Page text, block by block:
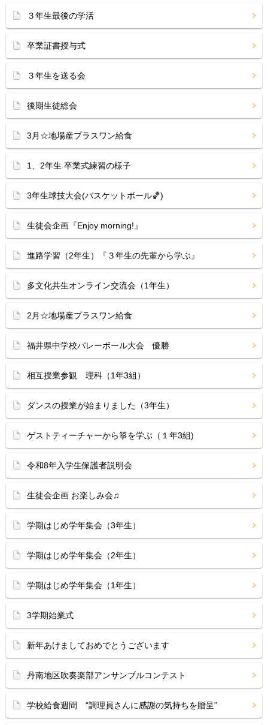
３年生最後の学活
卒業証書授与式
３年生を送る会
後期生徒総会
3月☆地場産プラスワン給食
1、2年生 卒業式練習の様子
3年生球技大会(バスケットボール🏀)
生徒会企画『Enjoy morning!』
進路学習（2年生）『３年生の先輩から学ぶ』
多文化共生オンライン交流会（1年生）
2月☆地場産プラスワン給食
福井県中学校バレーボール大会 優勝
相互授業参観 理科（1年3組）
ダンスの授業が始まりました（3年生）
ゲストティーチャーから箏を学ぶ（１年3組)
令和8年入学生保護者説明会
生徒会企画 お楽しみ会♫
学期はじめ学年集会（3年生）
学期はじめ学年集会（2年生）
学期はじめ学年集会（1年生）
3学期始業式
新年あけましておめでとうございます
丹南地区吹奏楽部アンサンブルコンテスト
学校給食週間 “調理員さんに感謝の気持ちを贈呈”